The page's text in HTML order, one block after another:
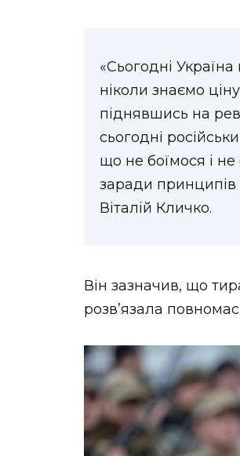
«Сьогодні
ніколи знаємо ціну
піднявшись на
сьогодні
що не боїмося і
заради принципів
Віталій Кличко.
Він зазначив, що
розв’язала